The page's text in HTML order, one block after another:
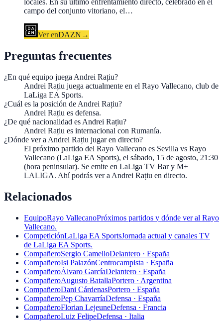
locales. En su último enfrentamiento directo, celebrado en el
campo del conjunto vitoriano, el…
Ver enDAZN →
Preguntas frecuentes
¿En qué equipo juega Andrei Rațiu?
Andrei Rațiu juega actualmente en el Rayo Vallecano, club de
LaLiga EA Sports.
¿Cuál es la posición de Andrei Rațiu?
Andrei Rațiu es defensa.
¿De qué nacionalidad es Andrei Rațiu?
Andrei Rațiu es internacional con Rumanía.
¿Dónde ver a Andrei Rațiu jugar en directo?
El próximo partido del Rayo Vallecano es Sevilla vs Rayo
Vallecano (LaLiga EA Sports), el sábado, 15 de agosto, 21:30
(hora peninsular). Se emite en LaLiga TV Bar y M+
LALIGA. Ahí podrás ver a Andrei Rațiu en directo.
Relacionados
EquipoRayo VallecanoPróximos partidos y dónde ver al Rayo
Vallecano.
CompeticiónLaLiga EA SportsJornada actual y canales TV
de LaLiga EA Sports.
CompañeroSergio CamelloDelantero · España
CompañeroIsi PalazónCentrocampista · España
CompañeroÁlvaro GarcíaDelantero · España
CompañeroAugusto BatallaPortero · Argentina
CompañeroDani CárdenasPortero · España
CompañeroPep ChavarríaDefensa · España
CompañeroFlorian LejeuneDefensa · Francia
CompañeroLuiz FelipeDefensa · Italia